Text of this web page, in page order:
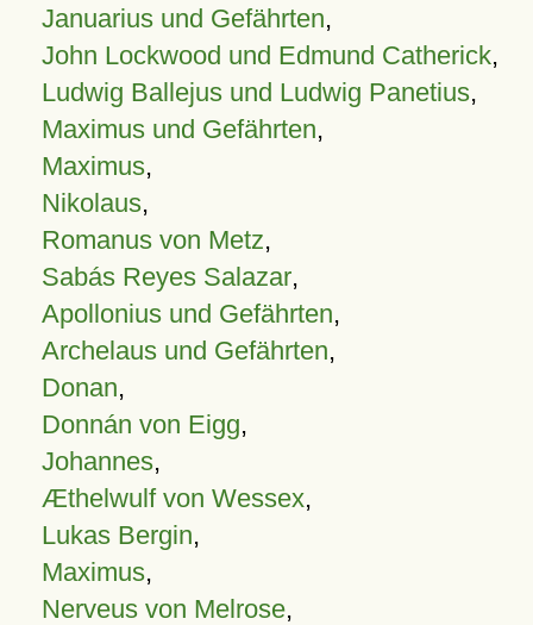
Januarius und Gefährten,
John Lockwood und Edmund Catherick,
Ludwig Ballejus und Ludwig Panetius,
Maximus und Gefährten,
Maximus,
Nikolaus,
Romanus von Metz,
Sabás Reyes Salazar,
Apollonius und Gefährten,
Archelaus und Gefährten,
Donan,
Donnán von Eigg,
Johannes,
Æthelwulf von Wessex,
Lukas Bergin,
Maximus,
Nerveus von Melrose,